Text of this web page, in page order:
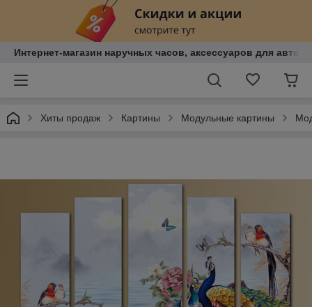
Интернет-магазин наручных часов, аксессуаров для авто,
Хиты продаж Картины Модульные картины